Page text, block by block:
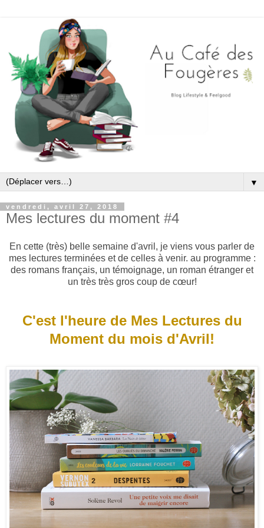
▼
vendredi, avril 27, 2018
Mes lectures du moment #4
En cette (très) belle semaine d'avril, je viens vous parler de
mes lectures terminées et de celles à venir. au programme :
des romans français, un témoignage, un roman étranger et
un très très gros coup de cœur!
C'est l'heure de Mes Lectures du
Moment du mois d'Avril!